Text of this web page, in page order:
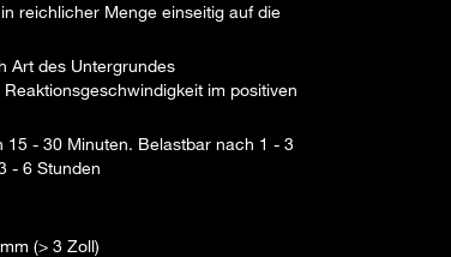
reichlicher Menge einseitig auf die
Art des Untergrundes
im positiven
- 30 Minuten. Belastbar nach 1 - 3
- 6 Stunden
(> 3 Zoll)